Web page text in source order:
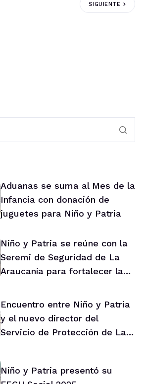
SIGUIENTE
Aduanas se suma al Mes de la
Infancia con donación de
juguetes para Niño y Patria
Niño y Patria se reúne con la
Seremi de Seguridad de La
Araucanía para fortalecer la
Encuentro entre Niño y Patria
y el nuevo director del
Servicio de Protección de La
Niño y Patria presentó su